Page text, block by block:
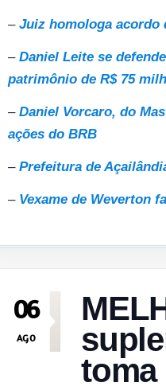
– Juiz homologa acordo
– Daniel Leite se
patrimônio de R$ 75
– Daniel Vorcaro, do
ações do BRB
– Prefeitura de
– Vexame de Weverton
06
AGO
toma